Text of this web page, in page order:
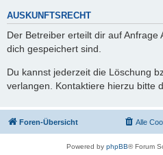
AUSKUNFTSRECHT
Der Betreiber erteilt dir auf Anfrage
dich gespeichert sind.
Du kannst jederzeit die Löschung
verlangen. Kontaktiere hierzu bitte
Foren-Übersicht Alle
Powered by phpBB® Forum